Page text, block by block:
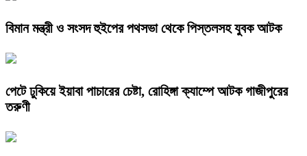
বিমান মন্ত্রী ও সংসদ হুইপের পথসভা থেকে পিস্তলসহ যুবক আটক
পেটে ঢুকিয়ে ইয়াবা পাচারের চেষ্টা, রোহিঙ্গা ক্যাম্পে আটক গাজীপুরের
তরুণী